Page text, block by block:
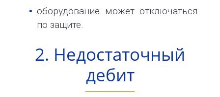
оборудование может отключаться
по защите.
2. Недостаточный
дебит